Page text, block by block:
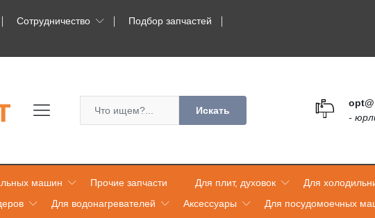
Сотрудничество
Подбор запчастей
Искать
-
машин Прочие запчасти Для плит, духовок Для
Для водонагревателей Аксессуары Для посудомоечных